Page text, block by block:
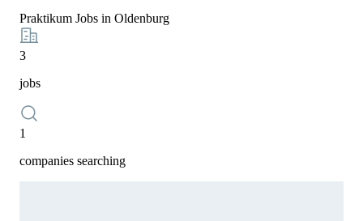
Praktikum Jobs in Oldenburg
3
jobs
1
companies searching